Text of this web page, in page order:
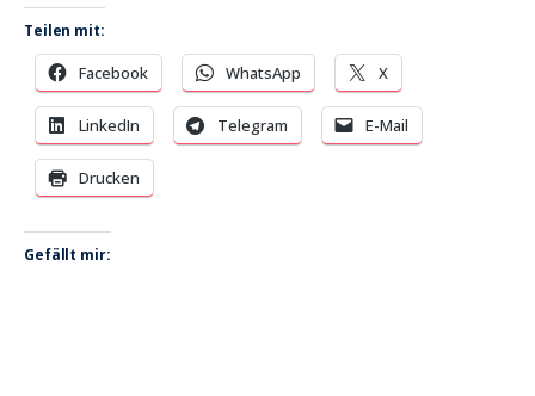
Teilen mit:
Facebook WhatsApp X
LinkedIn Telegram E-Mail
Drucken
Gefällt mir: